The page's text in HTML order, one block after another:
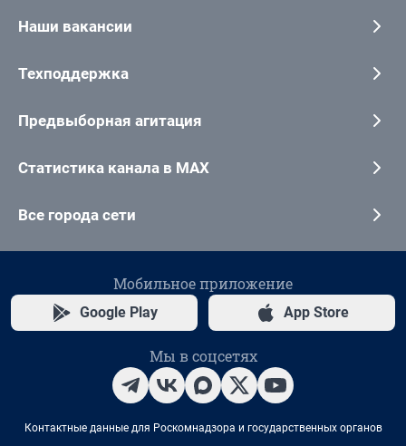
Наши вакансии
Техподдержка
Предвыборная агитация
Статистика канала в MAX
Все города сети
Мобильное приложение
Google Play App Store
Мы в соцсетях
Контактные данные для Роскомнадзора и государственных органов